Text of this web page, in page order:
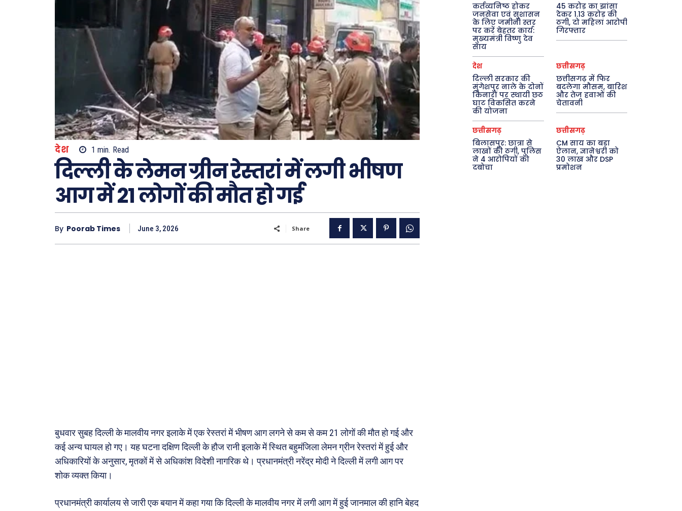
ख़बरें
अजब-ग़ज़ब
पर्यटन
जानकारी
Laptops
पूरब विशेष
Finance
महिला जगत
देश 1 min. Read
दिल्ली के लेमन ग्रीन रेस्तरां में लगी भीषण
आग में 21 लोगों की मौत हो गई
By Poorab Times June 3, 2026 Share
बुधवार सुबह दिल्ली के मालवीय नगर इलाके में एक रेस्तरां में भीषण आग लगने से कम से कम 21 लोगों की मौत हो गई और
कई अन्य घायल हो गए। यह घटना दक्षिण दिल्ली के हौज रानी इलाके में स्थित बहुमंजिला लेमन ग्रीन रेस्तरां में हुई और
अधिकारियों के अनुसार, मृतकों में से अधिकांश विदेशी नागरिक थे। प्रधानमंत्री नरेंद्र मोदी ने दिल्ली में लगी आग पर
शोक व्यक्त किया।
प्रधानमंत्री कार्यालय से जारी एक बयान में कहा गया कि दिल्ली के मालवीय नगर में लगी आग में हुई जानमाल की हानि बेहद
कर्तव्यनिष्ठ होकर
जनसेवा एवं सुशासन
के लिए जमीनी स्तर
पर करें बेहतर कार्य:
मुख्यमंत्री विष्णु देव
साय
45 करोड़ का झांसा
देकर 1.13 करोड़ की
ठगी, दो महिला आरोपी
गिरफ्तार
देश
दिल्ली सरकार की
मुंगेशपुर नाले के दोनों
किनारों पर स्थायी छठ
घाट विकसित करने
की योजना
छत्तीसगढ़
छत्तीसगढ़ में फिर
बदलेगा मौसम, बारिश
और तेज हवाओं की
चेतावनी
छत्तीसगढ़
बिलासपुर: छात्रा से
लाखों की ठगी, पुलिस
ने 4 आरोपियों को
दबोचा
छत्तीसगढ़
CM साय का बड़ा
ऐलान, ज्ञानेश्वरी को
30 लाख और DSP
प्रमोशन